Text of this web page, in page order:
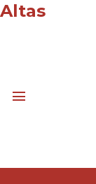
Altas
menu